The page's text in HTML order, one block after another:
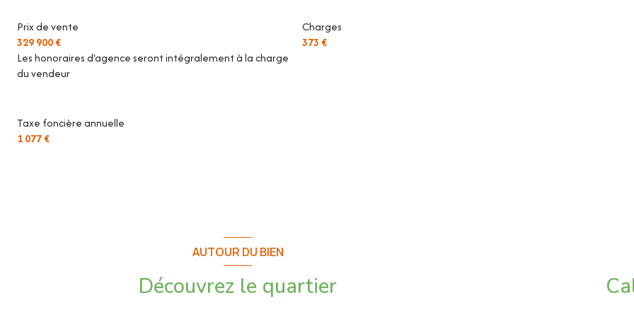
Prix de vente
329 900 €
Les honoraires d'agence seront intégralement à la charge
du vendeur
Charges
373 €
Taxe foncière annuelle
1 077 €
AUTOUR DU BIEN
Découvrez le quartier